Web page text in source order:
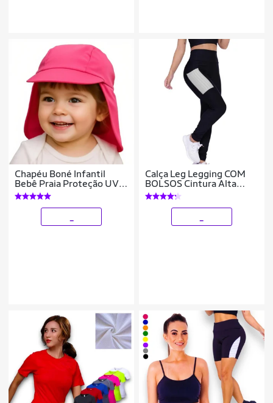
Chapéu Boné Infantil
Bebê Praia Proteção UV
Solar NUCA 259
Calça Leg Legging COM
BOLSOS Cintura Alta
Fitness Treino Casual
Corrida Academia Cores